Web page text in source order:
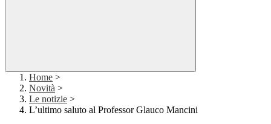
Home >
Novità >
Le notizie >
L’ultimo saluto al Professor Glauco Mancini